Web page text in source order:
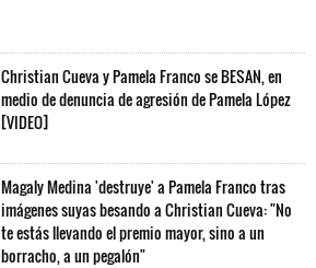
Christian Cueva y Pamela Franco se BESAN, en
medio de denuncia de agresión de Pamela López
[VIDEO]
Magaly Medina 'destruye' a Pamela Franco tras
imágenes suyas besando a Christian Cueva: "No
te estás llevando el premio mayor, sino a un
borracho, a un pegalón"